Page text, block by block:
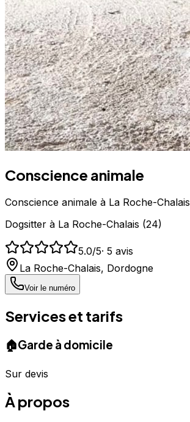
Conscience animale
Conscience animale à La Roche-Chalais
Dogsitter à La Roche-Chalais (24)
5.0/5· 5 avis
La Roche-Chalais, Dordogne
Voir le numéro
Services et tarifs
🏠Garde à domicile
Sur devis
À propos